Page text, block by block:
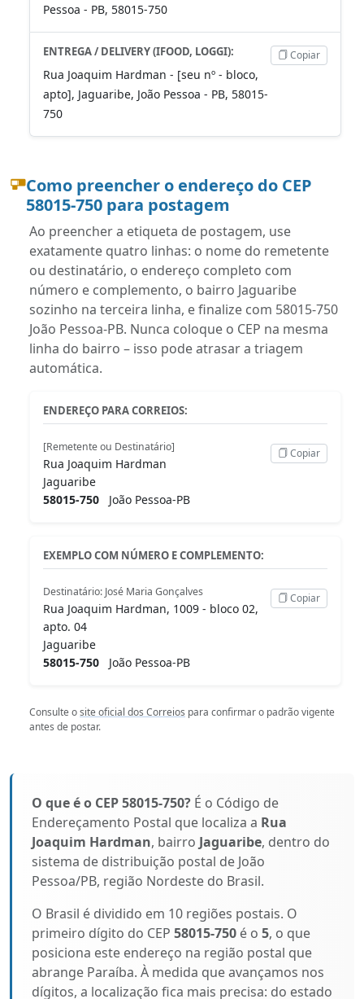
Pessoa - PB, 58015-750
ENTREGA / DELIVERY (IFOOD, LOGGI):
Rua Joaquim Hardman - [seu nº - bloco,
apto], Jaguaribe, João Pessoa - PB, 58015-
750
Copiar
Como preencher o endereço do CEP
58015-750 para postagem
Ao preencher a etiqueta de postagem, use
exatamente quatro linhas: o nome do remetente
ou destinatário, o endereço completo com
número e complemento, o bairro Jaguaribe
sozinho na terceira linha, e finalize com 58015-750
João Pessoa-PB. Nunca coloque o CEP na mesma
linha do bairro – isso pode atrasar a triagem
automática.
ENDEREÇO PARA CORREIOS:
[Remetente ou Destinatário]
Rua Joaquim Hardman
Jaguaribe
58015-750 João Pessoa-PB
Copiar
EXEMPLO COM NÚMERO E COMPLEMENTO:
Destinatário: José Maria Gonçalves
Rua Joaquim Hardman, 1009 - bloco 02,
apto. 04
Jaguaribe
58015-750 João Pessoa-PB
Copiar
Consulte osite oficial dos Correios para confirmar o padrão vigente
antes de postar.
O que é o CEP 58015-750? É o Código de
Endereçamento Postal que localiza a Rua
Joaquim Hardman, bairro Jaguaribe, dentro do
sistema de distribuição postal de João
Pessoa/PB, região Nordeste do Brasil.
O Brasil é dividido em 10 regiões postais. O
primeiro dígito do CEP 58015-750 é o 5, o que
posiciona este endereço na região postal que
abrange Paraíba. À medida que avançamos nos
dígitos, a localização fica mais precisa: do estado